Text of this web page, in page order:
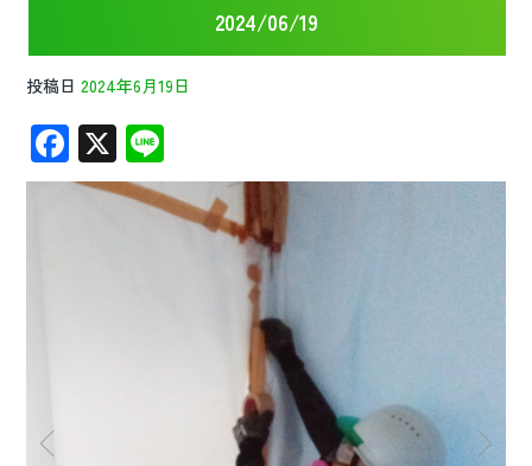
2024/06/19
投稿日 2024年6月19日
F
ac
X
n
e